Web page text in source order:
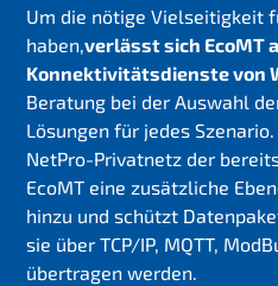
Um die nötige Vielseitigkeit
haben,verlässt sich EcoMT
Konnektivitätsdienste von
Beratung bei der Auswahl
Lösungen für jedes
NetPro-Privatnetz der
EcoMT eine zusätzliche
hinzu und schützt
sie über TCP/IP, MQTT,
übertragen werden.